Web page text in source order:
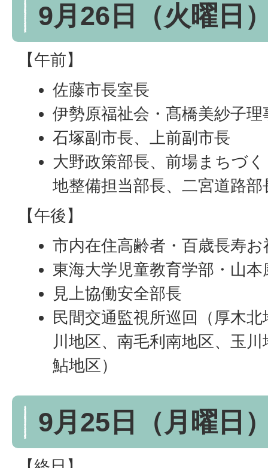
9月26日（火曜日
【午前】
佐藤市長室長
伊勢原福祉会・髙橋美紗子理
石塚副市長、上前副市長
大野政策部長、前場まちづ
地整備担当部長、二宮道路部
【午後】
市内在住高齢者・百歳長寿お
東海大学児童教育学部・山
見上協働安全部長
民間交通監視所巡回（厚木
川地区、南毛利南地区、玉
鮎地区）
9月25日（月曜日